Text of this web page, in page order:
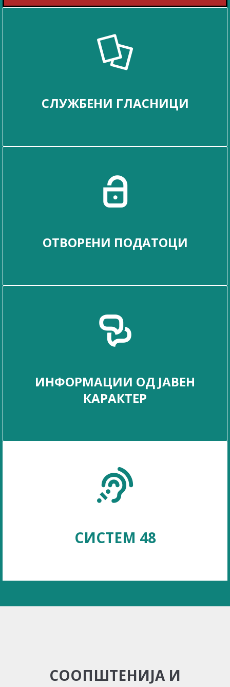
СЛУЖБЕНИ ГЛАСНИЦИ
ОТВОРЕНИ ПОДАТОЦИ
ИНФОРМАЦИИ ОД ЈАВЕН
КАРАКТЕР
СИСТЕМ 48
СООПШТЕНИЈА И